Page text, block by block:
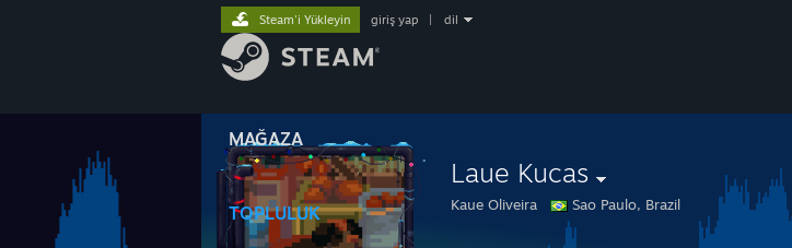
MAĞAZA
TOPLULUK
Steam'i Yükleyin giriş yap dil
Laue Kucas
Kaue Oliveira Sao Paulo, Brazil